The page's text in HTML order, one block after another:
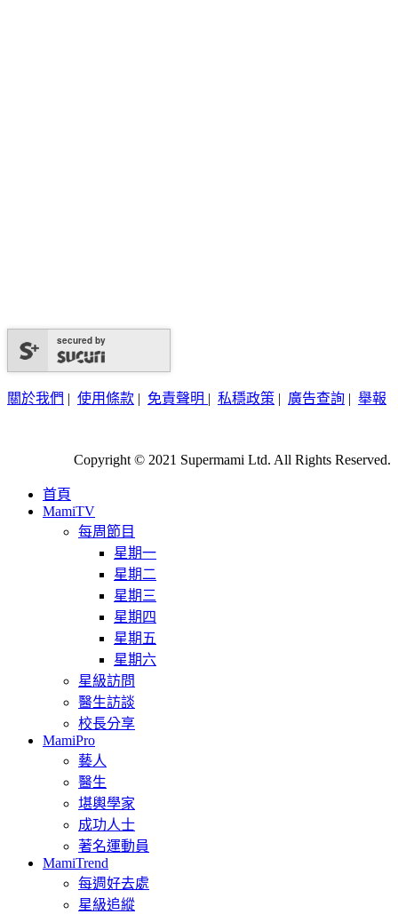
secured by
關於我們 | 使用條款 | 免責聲明 | 私穩政策 | 廣告查詢 | 舉報
Copyright © 2021 Supermami Ltd. All Rights Reserved.
首頁
MamiTV
每周節目
星期一
星期二
星期三
星期四
星期五
星期六
星級訪問
醫生訪談
校長分享
MamiPro
藝人
醫生
堪輿學家
成功人士
著名運動員
MamiTrend
每週好去處
星級追縱